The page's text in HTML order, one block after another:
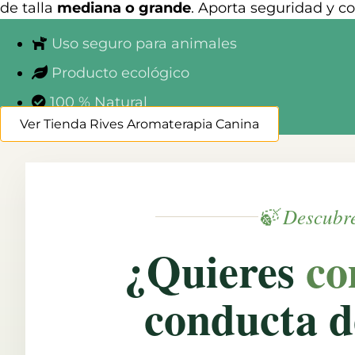
de talla mediana o grande. Aporta seguridad y
Uso seguro para animales
Producto ecológico
100 % Natural
Ver Tienda Rives Aromaterapia Canina
🍃
¿Quieres
conducta